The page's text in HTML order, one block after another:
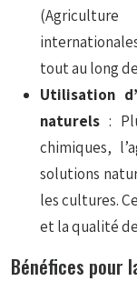
(Agriculture
tout au long
Utilisation
naturels :
chimiques,
solutions
les cultures.
et la qualité
Bénéfices pour